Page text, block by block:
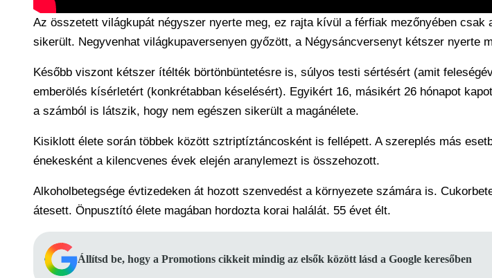
Az összetett világkupát négyszer nyerte meg, ez rajta kívül a férfiak mezőnyében csak
sikerült. Negyvenhat világkupaversenyen győzött, a Négysáncversenyt kétszer nyerte
Később viszont kétszer ítélték börtönbüntetésre is, súlyos testi sértésért (amit
emberölés kísérletért (konkrétabban késelésért). Egyikért 16, másikért 26 hónapot
a számból is látszik, hogy nem egészen sikerült a magánélete.
Kisiklott élete során többek között sztriptíztáncosként is fellépett. A szereplés más
énekesként a kilencvenes évek elején aranylemezt is összehozott.
Alkoholbetegsége évtizedeken át hozott szenvedést a környezete számára is.
átesett. Önpusztító élete magában hordozta korai halálát. 55 évet élt.
Állítsd be, hogy a Promotions cikkeit mindig az elsők között lásd a Google keresőben